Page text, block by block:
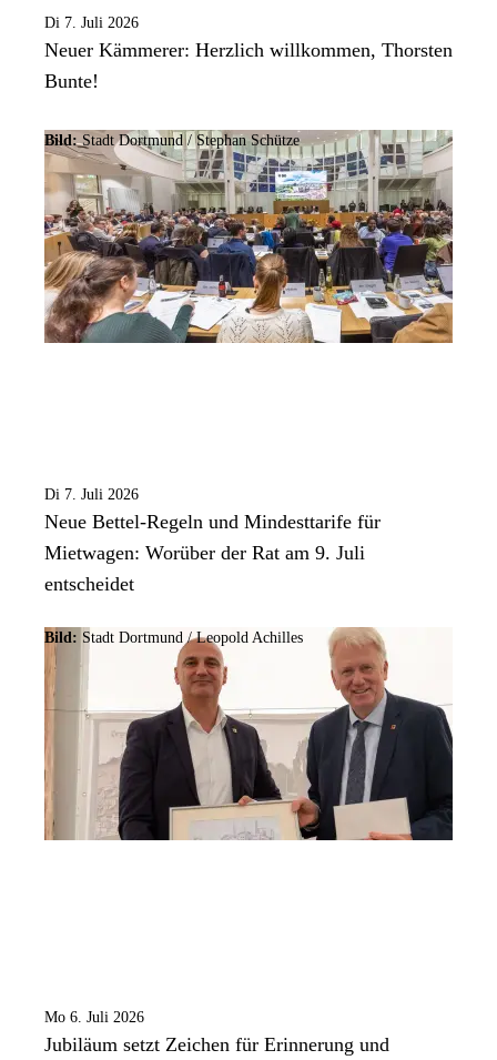
Di 7. Juli 2026
Neuer Kämmerer: Herzlich willkommen, Thorsten
Bunte!
Bild:Stadt Dortmund / Stephan Schütze
Di 7. Juli 2026
Neue Bettel-Regeln und Mindesttarife für
Mietwagen: Worüber der Rat am 9. Juli
entscheidet
Bild: Stadt Dortmund /Leopold Achilles
Mo 6. Juli 2026
Jubiläum setzt Zeichen für Erinnerung und